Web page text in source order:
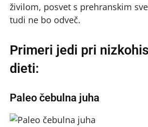
živilom, posvet s prehranskim
tudi ne bo odveč.
Primeri jedi pri
dieti:
Paleo čebulna juha